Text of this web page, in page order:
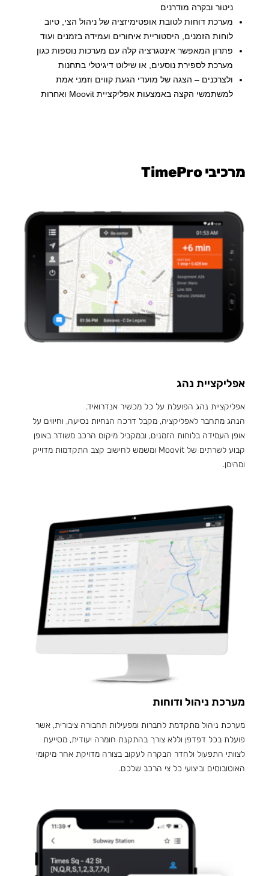
ניטור ובקרה מודרנים
מערכת דוחות לטובת אופטימיזציה של ניהול הצי, טיוב
לוחות הזמנים, היסטוריית איחורים ועמידה בזמנים ועוד
פתרון המאפשר אינטגרציה קלה עם מערכות נוספות כגון
מערכת לספירת נוסעים, או שילוט דיגיטלי בתחנות
ולצרכנים – הצגה של מועדי הגעת קווים וזמני אמת
למשתמשי הקצה באמצעות אפליקציית Moovit ואחרות
מרכיבי TimePro
אפליקציית נהג
אפליקציית נהג הפועלת על כל מכשיר אנדרואיד.
הנהג מתחבר לאפליקציה, מקבל דרכה הנחיות נסיעה, וחיווים על
אופן העמידה בלוחות הזמנים, ובמקביל מיקום הרכב משודר באופן
קבוע לשרתים של Moovit ומשמש לחישוב קצב התקדמות מדוייק
ומהימן.
מערכת ניהול ודוחות
מערכת ניהול מתקדמת לחברות ומפעילות תחבורה ציבורית, אשר
פועלת בכל דפדפן וללא צורך בהתקנת חומרה יעודית, מסייעת
לצוותי התפעול ולחדר הבקרה לעקוב בצורה מדויקת אחר מיקומי
האוטובוסים וביצועי כל צי הרכב שלכם.